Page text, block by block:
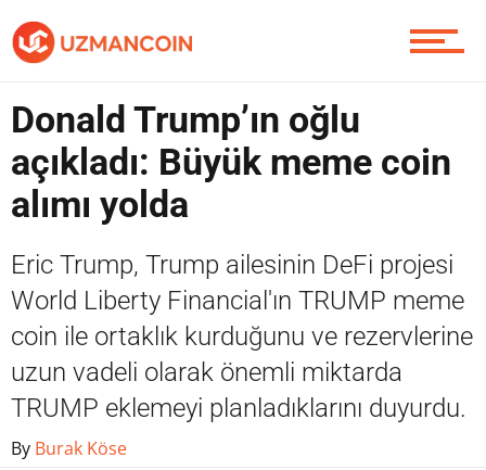
Yazarlardan
Soru Sor
Contact / İletişim
Donald Trump’ın oğlu
açıkladı: Büyük meme coin
alımı yolda
Eric Trump, Trump ailesinin DeFi projesi
World Liberty Financial'ın TRUMP meme
coin ile ortaklık kurduğunu ve rezervlerine
uzun vadeli olarak önemli miktarda
TRUMP eklemeyi planladıklarını duyurdu.
By Burak Köse